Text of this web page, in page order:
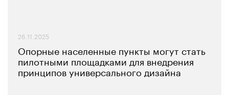
26.11.2025
Опорные населенные пункты могут стать
пилотными площадками для внедрения
принципов универсального дизайна